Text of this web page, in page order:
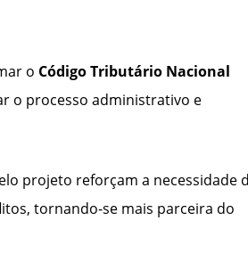
o Código Tributário Nacional
o processo administrativo e
projeto reforçam a necessidade
tornando-se mais parceira do